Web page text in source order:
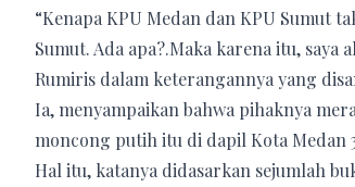
“Kenapa KPU Medan dan KPU Sumut
Sumut. Ada apa?.Maka karena itu, saya
Rumiris dalam keterangannya yang
Ia, menyampaikan bahwa pihaknya
moncong putih itu di dapil Kota Medan
Hal itu, katanya didasarkan sejumlah